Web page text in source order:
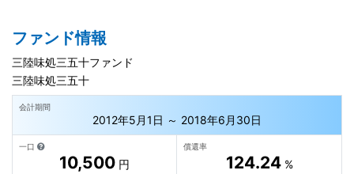
ファンド情報
三陸味処三五十ファンド
三陸味処三五十
会計期間
2012年5月1日 ～ 2018年6月30日
一口
10,500 円
償還率
124.24%